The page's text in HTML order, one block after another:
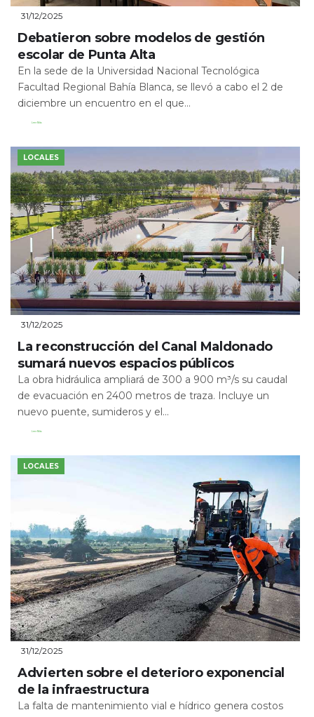
31/12/2025
Debatieron sobre modelos de gestión
escolar de Punta Alta
En la sede de la Universidad Nacional Tecnológica
Facultad Regional Bahía Blanca, se llevó a cabo el 2 de
diciembre un encuentro en el que...
Leer Más
LOCALES
31/12/2025
La reconstrucción del Canal Maldonado
sumará nuevos espacios públicos
La obra hidráulica ampliará de 300 a 900 m³/s su caudal
de evacuación en 2400 metros de traza. Incluye un
nuevo puente, sumideros y el...
Leer Más
LOCALES
31/12/2025
Advierten sobre el deterioro exponencial
de la infraestructura
La falta de mantenimiento vial e hídrico genera costos